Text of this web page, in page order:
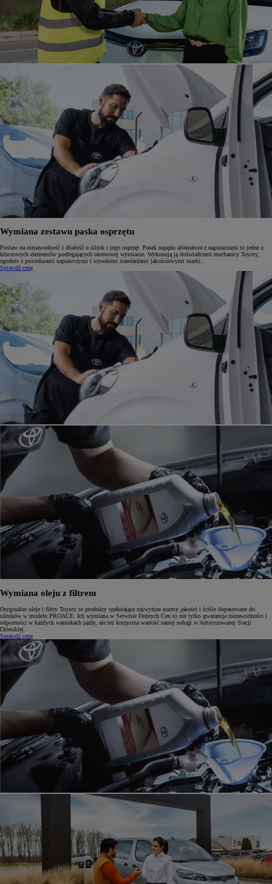
Wymiana zestawu paska osprzętu
Postaw na niezawodność i dbałość o silnik i jego osprzęt. Pasek napędu alternatora z napinaczami to jedne z
kluczowych elementów podlegających okresowej wymianie. Wykonują ją doświadczeni mechanicy Toyoty,
zgodnie z procedurami naprawczymi i wysokimi standardami jakościowymi marki.
Sprawdź cenę
Wymiana oleju z filtrem
Oryginalne oleje i filtry Toyoty to produkty spełniające najwyższe normy jakości i ściśle dopasowane do
silników w modelu PROACE. Ich wymiana w Serwisie Dobrych Cen to nie tylko gwarancja niezawodności i
odporności w każdych warunkach jazdy, ale też korzystna wartość samej usługi w Autoryzowanej Stacji
Dilerskiej.
Sprawdź cenę